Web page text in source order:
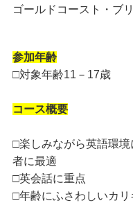
ゴールドコースト・ブ
参加年齢
□対象年齢11－17歳
コース概要
□楽しみながら英語環
者に最適
□英会話に重点
□年齢にふさわしいカリ